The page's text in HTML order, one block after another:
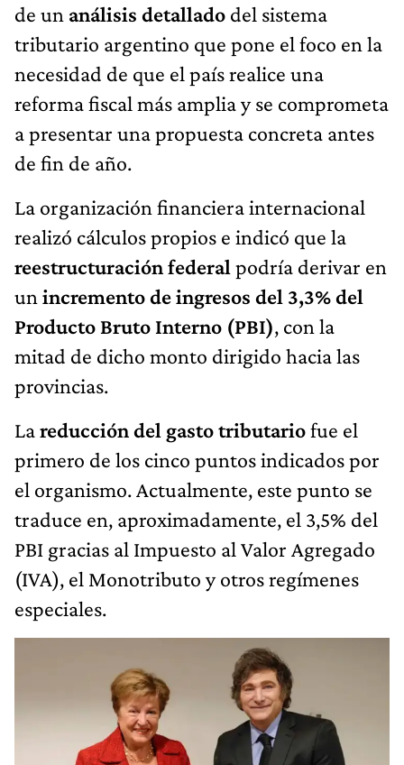
de un análisis detallado del sistema
tributario argentino que pone el foco en la
necesidad de que el país realice una
reforma fiscal más amplia y se comprometa
a presentar una propuesta concreta antes
de fin de año.
La organización financiera internacional
realizó cálculos propios e indicó que la
reestructuración federal podría derivar en
un incremento de ingresos del 3,3% del
Producto Bruto Interno (PBI), con la
mitad de dicho monto dirigido hacia las
provincias.
Lareducción del gasto tributariofue el
primero de los cinco puntos indicados por
el organismo. Actualmente, este punto se
traduce en, aproximadamente, el 3,5% del
PBI gracias al Impuesto al Valor Agregado
(IVA), el Monotributo y otros regímenes
especiales.